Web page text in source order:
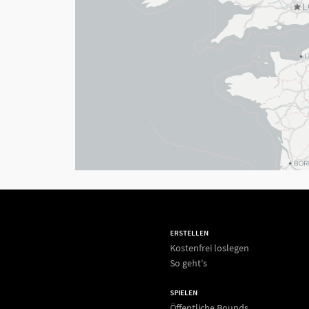
ERSTELLEN
Kostenfrei loslegen
So geht's
SPIELEN